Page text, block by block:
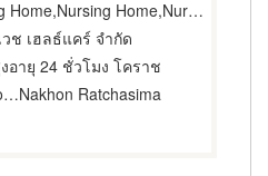
Home,Nursing Home
ช เฮลธ์แคร์ จำกัด
อายุ 24 ชั่วโมง โคราช
Amphoe Mueang Nakhon RatchasimaNakhon Ratchasima